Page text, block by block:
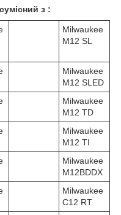
з :
Milwaukee
M12 SL
Milwaukee
M12 SLED
Milwaukee
M12 TD
Milwaukee
M12 TI
Milwaukee
M12BDDX
Milwaukee
C12 RT